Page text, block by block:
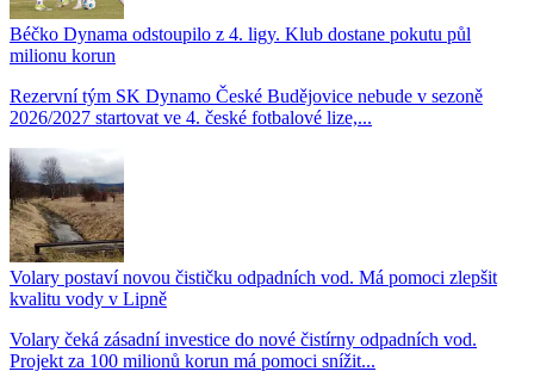
Béčko Dynama odstoupilo z 4. ligy. Klub dostane pokutu půl
milionu korun
Rezervní tým SK Dynamo České Budějovice nebude v sezoně
2026/2027 startovat ve 4. české fotbalové lize,...
Volary postaví novou čističku odpadních vod. Má pomoci zlepšit
kvalitu vody v Lipně
Volary čeká zásadní investice do nové čistírny odpadních vod.
Projekt za 100 milionů korun má pomoci snížit...